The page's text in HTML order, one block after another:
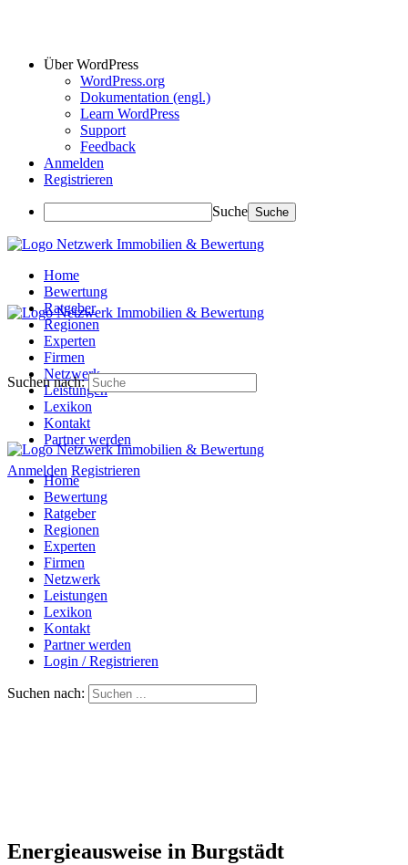
Über WordPress
WordPress.org
Dokumentation (engl.)
Learn WordPress
Support
Feedback
Anmelden
Registrieren
Suche
Home
Bewertung
Ratgeber
Regionen
Experten
Firmen
Netzwerk
Leistungen
Lexikon
Kontakt
Partner werden
Anmelden Registrieren
Suchen nach:
Home
Bewertung
Ratgeber
Regionen
Experten
Firmen
Netzwerk
Leistungen
Lexikon
Kontakt
Partner werden
Login / Registrieren
Suchen nach:
Energieausweise in Burgstädt